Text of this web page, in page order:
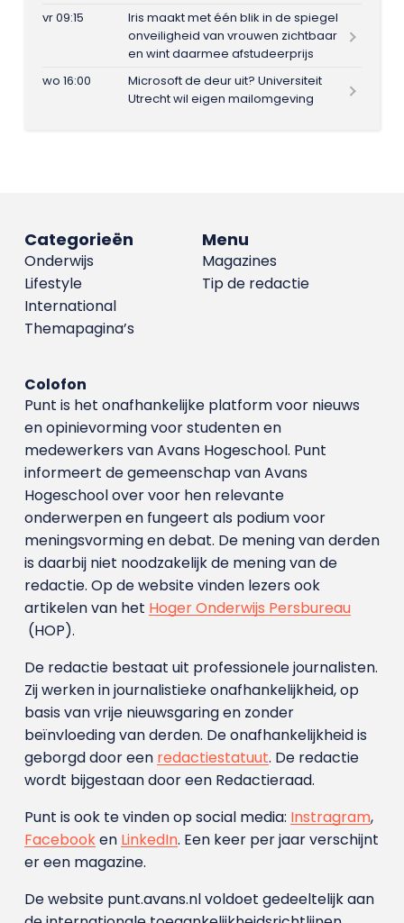
vr 09:15
Iris maakt met één blik in de spiegel
onveiligheid van vrouwen zichtbaar
en wint daarmee afstudeerprijs
wo 16:00
Microsoft de deur uit? Universiteit
Utrecht wil eigen mailomgeving
Menu
Magazines
Tip de redactie
Categorieën
Onderwijs
Lifestyle
International
Themapagina’s
Colofon
Punt is het onafhankelijke platform voor nieuws
en opinievorming voor studenten en
medewerkers van Avans Hoge­school. Punt
informeert de gemeenschap van Avans
Hogeschool over voor hen relevante
onderwerpen en fungeert als podium voor
meningsvorming en debat. De mening van derden
is daarbij niet noodzakelijk de mening van de
redactie. Op de website vinden lezers ook
artikelen van het Hoger Onderwijs Persbureau
(HOP).
De redactie bestaat uit professionele journalisten.
Zij werken in journalistieke onafhankelijkheid, op
basis van vrije nieuwsgaring en zonder
beïnvloeding van derden. De onafhankelijkheid is
geborgd door een redactiestatuut. De redactie
wordt bijgestaan door een Redactieraad.
Punt is ook te vinden op social media: Instragram,
Facebooken LinkedIn. Een keer per jaar verschijnt
er een magazine.
De website punt.avans.nl voldoet gedeeltelijk aan